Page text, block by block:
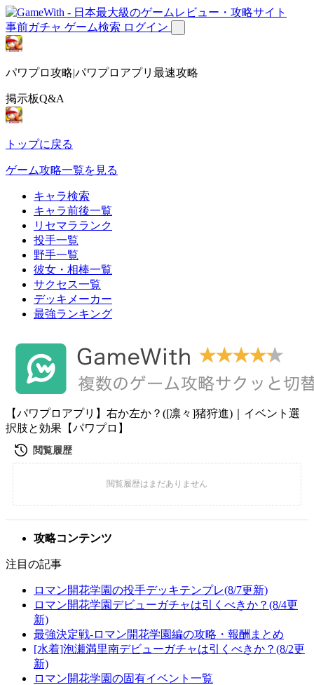
事前ガチャ ゲーム検索 ログイン
パワプロ攻略|パワプロアプリ最速攻略
掲示板Q&A
トップに戻る
ゲーム攻略一覧を見る
キャラ検索
キャラ前後一覧
リセマラランク
投手一覧
野手一覧
彼女・相棒一覧
サクセス一覧
デッキメーカー
最強ランキング
【パワプロアプリ】右か左か？([凛々]猪狩進)｜イベント選
択肢と効果【パワプロ】
攻略コンテンツ
注目の記事
ロマン開花学園の投手デッキテンプレ(8/7更新)
ロマン開花学園デビューガチャは引くべきか？(8/4更
新)
最強決定戦-ロマン開花学園編の攻略・報酬まとめ
[水着]泡瀬満里南デビューガチャは引くべきか？(8/2更
新)
ロマン開花学園の固有イベント一覧